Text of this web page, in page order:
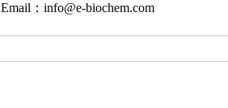
Email：info@e-biochem.com